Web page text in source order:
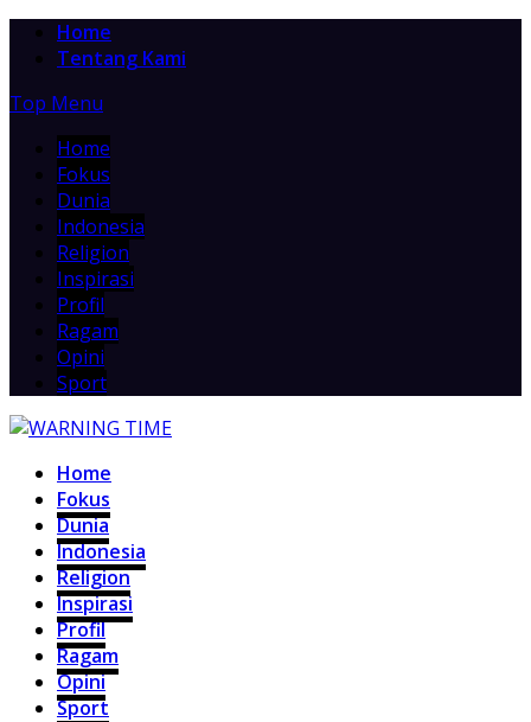
Home
Tentang Kami
Top Menu
Home
Fokus
Dunia
Indonesia
Religion
Inspirasi
Profil
Ragam
Opini
Sport
Home
Fokus
Dunia
Indonesia
Religion
Inspirasi
Profil
Ragam
Opini
Sport